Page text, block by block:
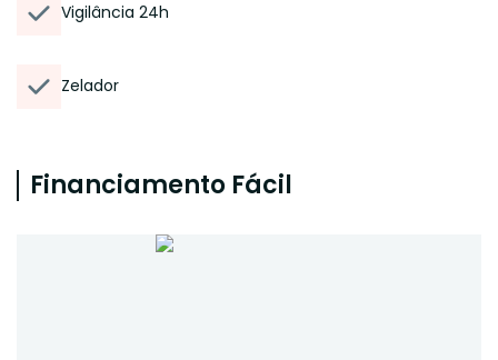
Vigilância 24h
Zelador
Financiamento Fácil